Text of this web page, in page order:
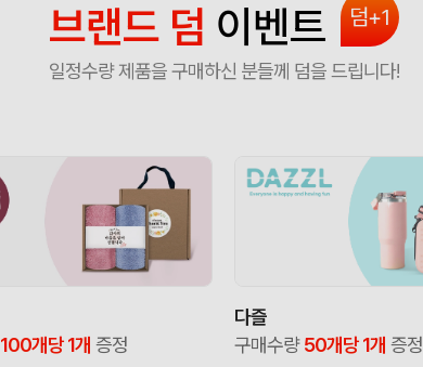
브랜드 덤 이벤트 덤+1
일정수량 제품을 구매하신 분들께 덤을 드립니다!
100개당 1개 증정
다즐
구매수량50개당 1개 증정